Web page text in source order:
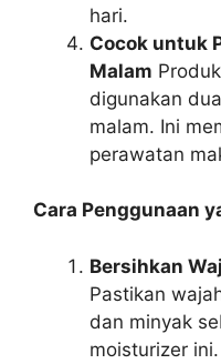
hari.
Cocok untuk
Malam
digunakan
malam. Ini
perawatan
Cara Penggunaan
Bersihkan
Pastikan
dan minyak
moisturizer